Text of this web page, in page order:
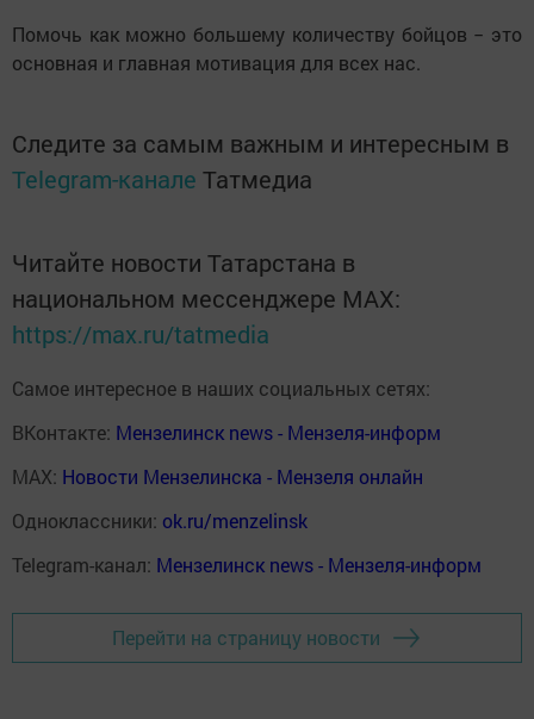
Помочь как можно большему количеству бойцов − это
основная и главная мотивация для всех нас.
Следите за самым важным и интересным в
Telegram-канале Татмедиа
Читайте новости Татарстана в
национальном мессенджере MАХ:
https://max.ru/tatmedia
Самое интересное в наших социальных сетях:
ВКонтакте: Мензелинск news - Мензеля-информ
MAX: Новости Мензелинска - Мензеля онлайн
Одноклассники: ok.ru/menzelinsk
Telegram-канал: Мензелинск news - Мензеля-информ
Перейти на страницу новости